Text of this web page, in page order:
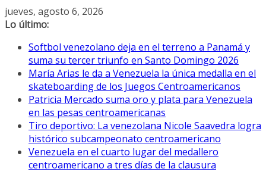
Saltar
al
jueves, agosto 6, 2026
Lo último:
Softbol venezolano deja en el terreno a Panamá y
suma su tercer triunfo en Santo Domingo 2026
María Arias le da a Venezuela la única medalla en el
skateboarding de los Juegos Centroamericanos
Patricia Mercado suma oro y plata para Venezuela
en las pesas centroamericanas
Tiro deportivo: La venezolana Nicole Saavedra logra
histórico subcampeonato centroamericano
Venezuela en el cuarto lugar del medallero
centroamericano a tres días de la clausura